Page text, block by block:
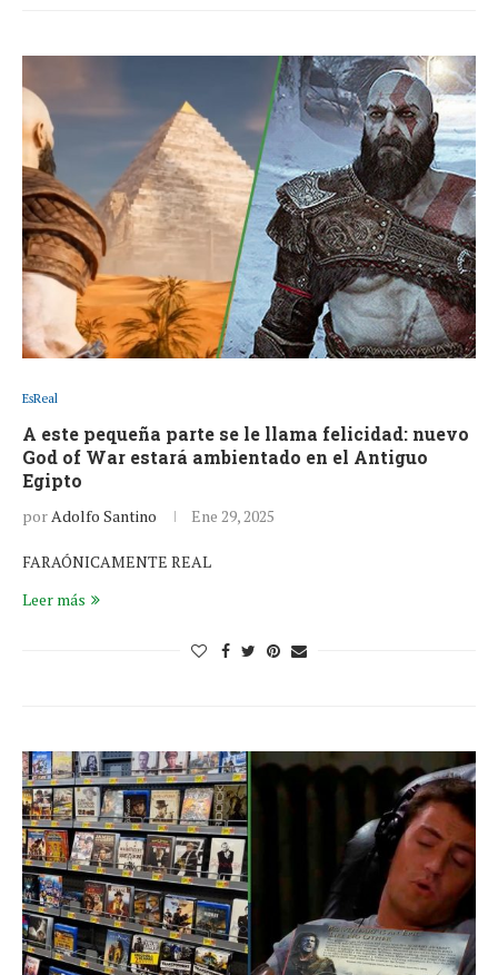
EsReal
A este pequeña parte se le llama felicidad: nuevo
God of War estará ambientado en el Antiguo
Egipto
porAdolfo Santino Ene 29, 2025
FARAÓNICAMENTE REAL
Leer más